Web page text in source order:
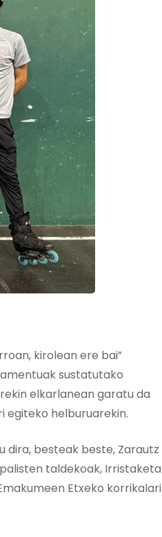
kirolean ere bai”
sustatutako
elkarlanean garatu da
egiteko helburuarekin.
besteak beste, Zarautz
taldekoak, Irristaketa
Etxeko korrikalari